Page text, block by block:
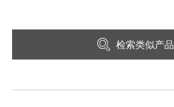
检索类似产品